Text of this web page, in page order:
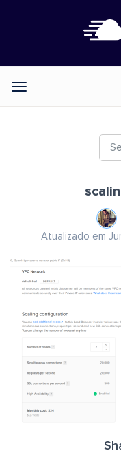
Categories
Atualizado em